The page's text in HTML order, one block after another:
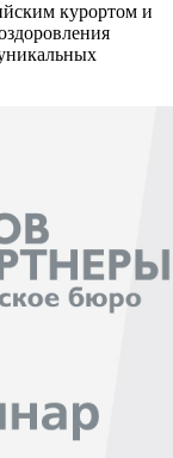
курортом и